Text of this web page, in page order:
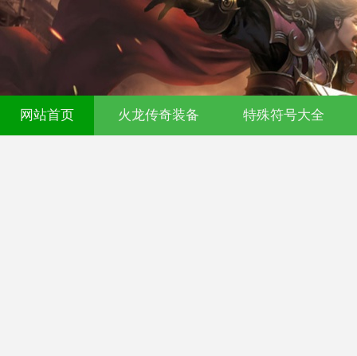
网站首页 火龙传奇装备 特殊符号大全